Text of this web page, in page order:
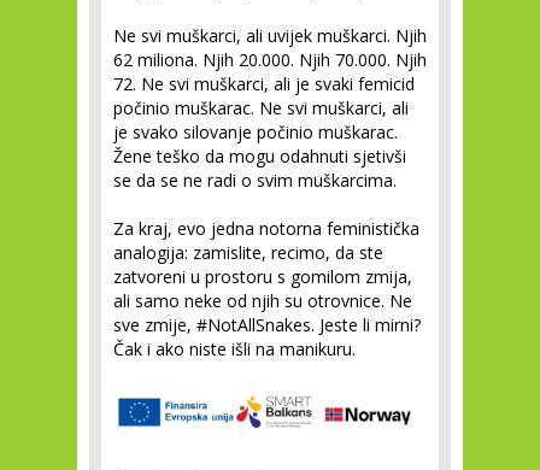
Ne svi muškarci, ali uvijek muškarci. Njih
62 miliona. Njih 20.000. Njih 70.000. Njih
72. Ne svi muškarci, ali je svaki femicid
počinio muškarac. Ne svi muškarci, ali
je svako silovanje počinio muškarac.
Žene teško da mogu odahnuti sjetivši
se da se ne radi o svim muškarcima.
Za kraj, evo jedna notorna feministička
analogija: zamislite, recimo, da ste
zatvoreni u prostoru s gomilom zmija,
ali samo neke od njih su otrovnice. Ne
sve zmije, #NotAllSnakes. Jeste li mirni?
Čak i ako niste išli na manikuru.